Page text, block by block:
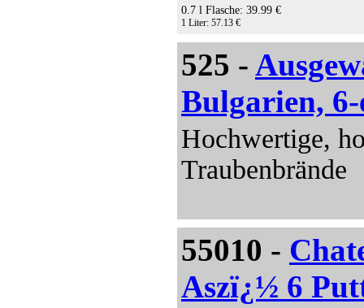
0.7 l Flasche: 39.99 €
1 Liter: 57.13 €
525 -
Bulgarien,
Hochwertige,
Traubenbrände
55010 -
Aszï¿½ 6